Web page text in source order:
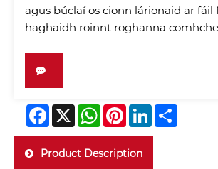
agus búclaí os cionn lárionaid ar fáil
haghaidh roinnt roghanna
Facebook
X WhatsAppPinterestLinkedIn
Product Description